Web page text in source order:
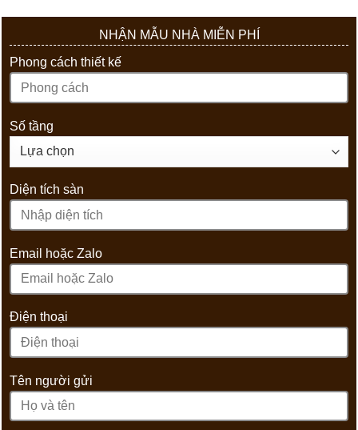
NHẬN MẪU NHÀ MIỄN PHÍ
Phong cách thiết kế
Số tầng
Diện tích sàn
Email hoặc Zalo
Điện thoại
Tên người gửi